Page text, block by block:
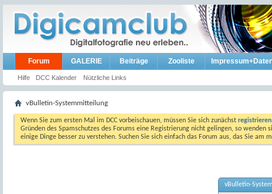
Forum
Hilfe DCC Kalender Nützliche Links
GALERIE Beiträge Zooliste
vBulletin-Systemmitteilung
Wenn Sie zum ersten Mal im DCC vorbeischauen, müssen Sie sich zunächst registrieren
Gründen des Spamschutzes des Forums eine Registrierung nicht gelingen, so wenden
einige Dinge besser zu verstehen. Suchen Sie sich einfach das Forum aus, das Sie
vBulletin-